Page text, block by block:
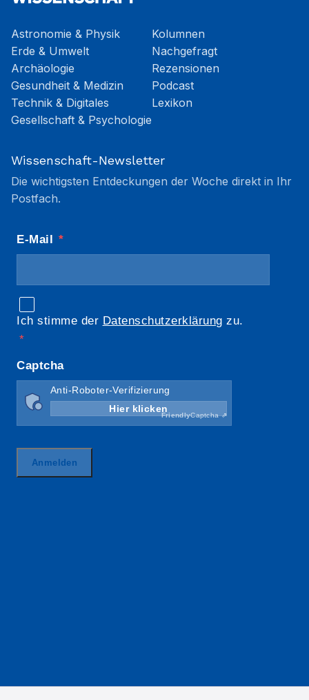
Astronomie & Physik
Erde & Umwelt
Archäologie
Gesundheit & Medizin
Technik & Digitales
Gesellschaft & Psychologie
Kolumnen
Nachgefragt
Rezensionen
Podcast
Lexikon
Wissenschaft-Newsletter
Die wichtigsten Entdeckungen der Woche direkt in Ihr
Postfach.